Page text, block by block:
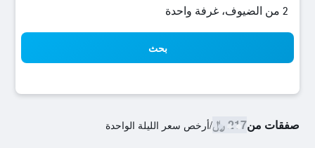
2 من الضيوف، غرفة واحدة
بحث
صفقات من217 ﷼ /أرخص سعر الليلة الواحدة